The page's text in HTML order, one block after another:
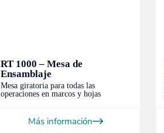
RT 1000 – Mesa de
Ensamblaje
Mesa giratoria para todas las
operaciones en marcos y hojas
Más información